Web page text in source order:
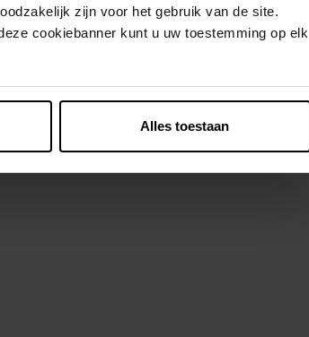
zijn voor het gebruik van de site.
cookiebanner kunt u uw toestemming op elk
Alles toestaan